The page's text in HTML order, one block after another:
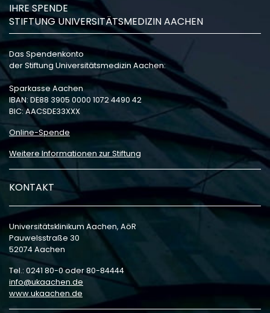
IHRE SPENDE
STIFTUNG UNIVERSITÄTSMEDIZIN AACHEN
Das Spendenkonto
der Stiftung Universitätsmedizin Aachen:
Sparkasse Aachen
IBAN: DE88 3905 0000 1072 4490 42
BIC: AACSDE33XXX
Online-Spende
Weitere Informationen zur Stiftung
KONTAKT
Universitätsklinikum Aachen, AöR
Pauwelsstraße 30
52074 Aachen
Tel.: 0241 80-0 oder 80-84444
info
ukaachen de
www.ukaachen.de